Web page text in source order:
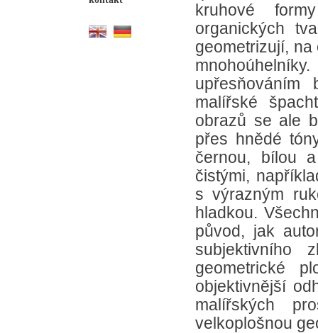
kruhové
organických
geometrizují,
upřesňováním
malířské
obrazů se ale
přes hnědé
černou, bílou
čistými,
s výrazným
hladkou.
původ, jak
subjektivního
geometrické
objektivnější
malířských
velkoplošnou